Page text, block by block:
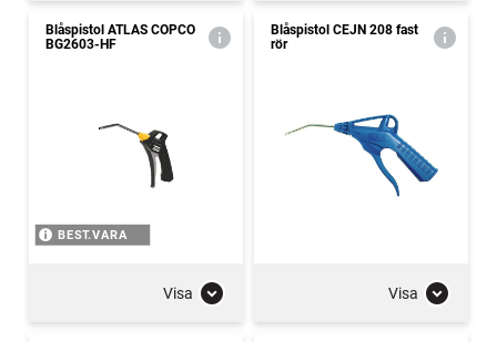
Blåspistol ATLAS COPCO
BG2603-HF
BEST.VARA
Visa
Blåspistol CEJN 208 fast
rör
Visa